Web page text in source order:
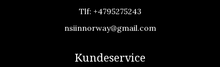
Tlf: +4795275243
nsiinnorway@gmail.com
Kundeservice